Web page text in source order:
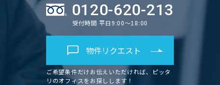
0120-620-213
受付時間 平日9:00～18:00
物件リクエスト
ご希望条件だけお伝えいただければ、ピッタ
リのオフィスをお探しします！